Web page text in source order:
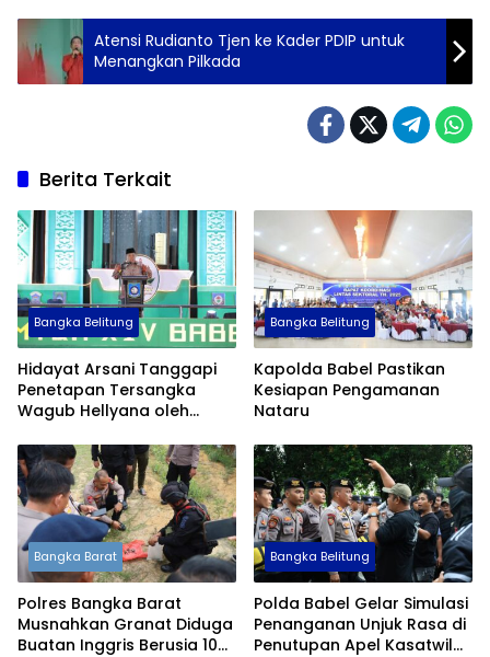
Atensi Rudianto Tjen ke Kader PDIP untuk
Menangkan Pilkada
Berita Terkait
Bangka Belitung
Hidayat Arsani Tanggapi
Penetapan Tersangka
Wagub Hellyana oleh
Bangka Belitung
Kapolda Babel Pastikan
Kesiapan Pengamanan
Nataru
Bangka Barat
Polres Bangka Barat
Musnahkan Granat Diduga
Buatan Inggris Berusia 105
Bangka Belitung
Polda Babel Gelar Simulasi
Penanganan Unjuk Rasa di
Penutupan Apel Kasatwil